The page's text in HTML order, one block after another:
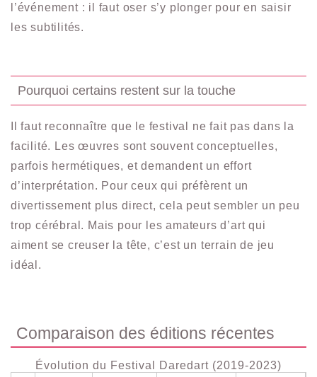
l’événement : il faut oser s’y plonger pour en saisir
les subtilités.
Pourquoi certains restent sur la touche
Il faut reconnaître que le festival ne fait pas dans la
facilité. Les œuvres sont souvent conceptuelles,
parfois hermétiques, et demandent un effort
d’interprétation. Pour ceux qui préfèrent un
divertissement plus direct, cela peut sembler un peu
trop cérébral. Mais pour les amateurs d’art qui
aiment se creuser la tête, c’est un terrain de jeu
idéal.
Comparaison des éditions récentes
Évolution du Festival Daredart (2019-2023)